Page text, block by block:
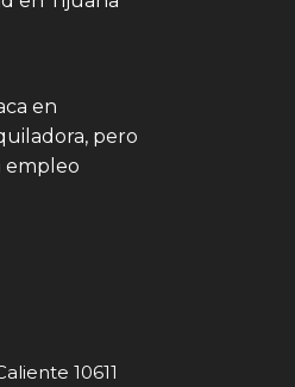
en
pero
empleo
10611